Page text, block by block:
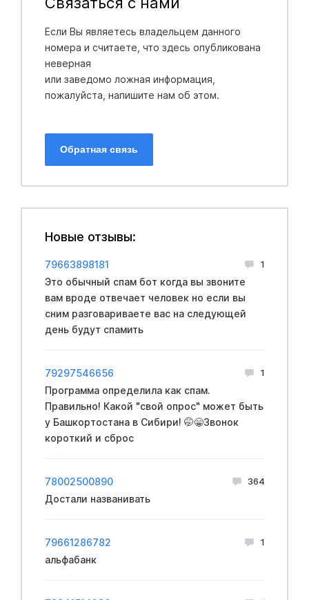
Если Вы являетесь владельцем данного
номера и считаете, что здесь опубликована
неверная
или заведомо ложная информация,
пожалуйста, напишите нам об этом.
Обратная связь
Новые отзывы:
79663898181 1
Это обычный спам бот когда вы звоните
вам вроде отвечает человек но если вы
сним разговариваете вас на следующей
день будут спамить
79297546656 1
Программа определила как спам.
Правильно! Какой "свой опрос" может быть
у Башкортостана в Сибири! 🤭😁Звонок
короткий и сброс
78002500890 364
Достали названивать
79661286782 1
альфабанк